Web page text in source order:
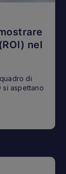
nel
di
si aspettano